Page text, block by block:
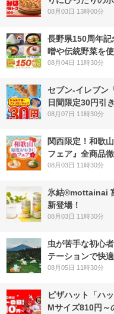
08月03日 13時00分
長野県150周年
噌や伝統野菜を
08月04日 11時30分
セブン‐イレブン
日間限定30円引
08月07日 11時30分
関西限定！和歌
フェア』全商品
08月03日 11時30分
氷結®mottainai
新登場！
08月03日 11時30分
虫が苦手な初心
テーションで快
08月05日 11時30分
ピザハット「ハ
Mサイズ810円～